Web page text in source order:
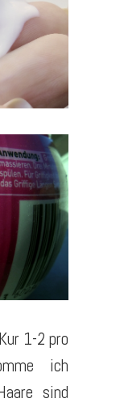
1-2 pro
ich
sind